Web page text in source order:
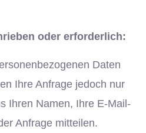
oder erforderlich:
Daten
Ihre Anfrage jedoch nur
Ihren Namen, Ihre E-Mail-
Anfrage mitteilen.